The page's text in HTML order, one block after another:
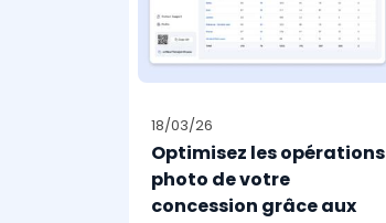
18/03/26
Optimisez les opérations
photo de votre
concession grâce aux